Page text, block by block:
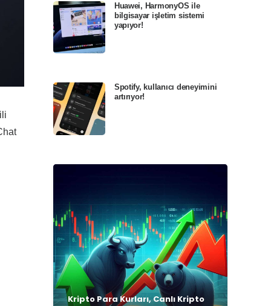
Huawei, HarmonyOS ile
bilgisayar işletim sistemi
yapıyor!
Spotify, kullanıcı deneyimini
artırıyor!
Kripto Para Kurları, Canlı Kripto